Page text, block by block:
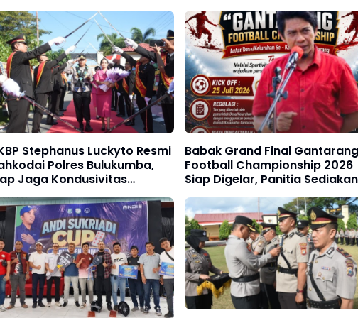
Stephanus Luckyto Resmi
Polres Bulukumba,
Jaga Kondusivitas
Babak Grand Final Gantarang
Football Championship 2026
Siap Digelar, Panitia Sediakan
Trofi, Uang Pembinaan
Penghargaan Individu